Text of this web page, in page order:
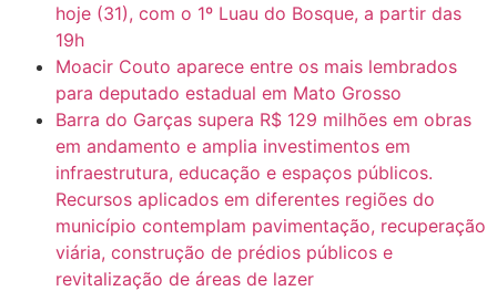
hoje (31), com o 1º Luau do Bosque, a partir das
19h
Moacir Couto aparece entre os mais lembrados
para deputado estadual em Mato Grosso
Barra do Garças supera R$ 129 milhões em obras
em andamento e amplia investimentos em
infraestrutura, educação e espaços públicos.
Recursos aplicados em diferentes regiões do
município contemplam pavimentação, recuperação
viária, construção de prédios públicos e
revitalização de áreas de lazer